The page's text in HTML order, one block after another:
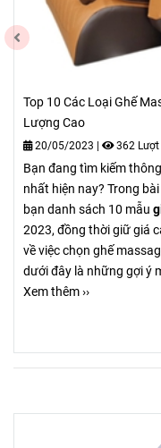
Top 10 Các Loại Ghế
Lượng Cao
20/05/2023 362 Lượt
Bạn đang tìm kiếm
nhất hiện nay? Trong
bạn danh sách 10 mẫu
2023, đồng thời giữ giá
về việc chọn ghế
dưới đây là những gợi ý
Xem thêm ››